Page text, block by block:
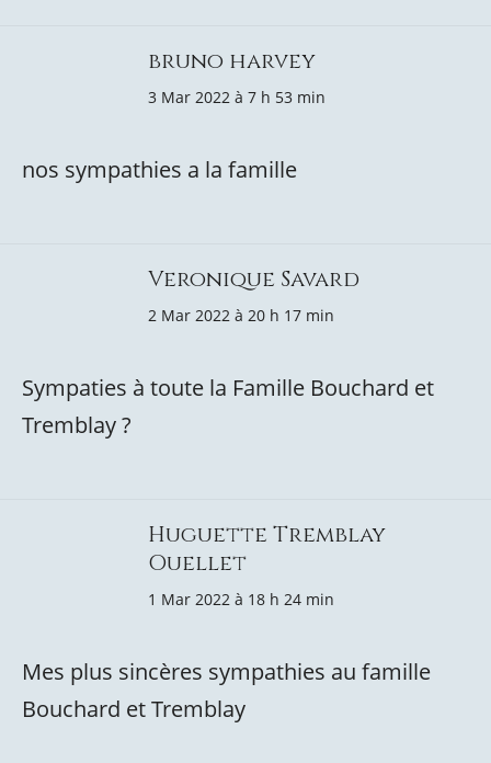
bruno harvey
3 Mar 2022 à 7 h 53 min
nos sympathies a la famille
Veronique Savard
2 Mar 2022 à 20 h 17 min
Sympaties à toute la Famille Bouchard et
Tremblay ?
Huguette Tremblay
Ouellet
1 Mar 2022 à 18 h 24 min
Mes plus sincères sympathies au famille
Bouchard et Tremblay